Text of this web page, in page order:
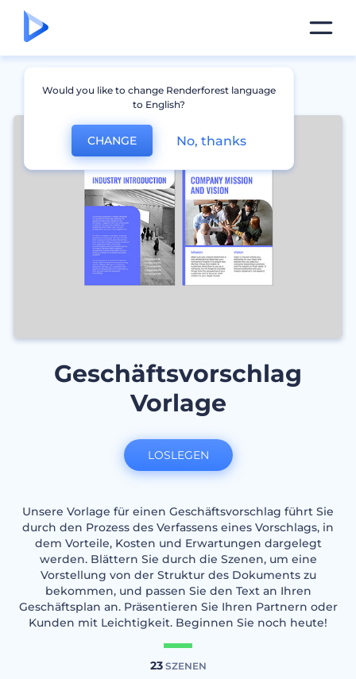
Geschäftsvorschlag
Vorlage
Unsere Vorlage für einen Geschäftsvorschlag führt Sie
durch den Prozess des Verfassens eines Vorschlags, in
dem Vorteile, Kosten und Erwartungen dargelegt
werden. Blättern Sie durch die Szenen, um eine
Vorstellung von der Struktur des Dokuments zu
bekommen, und passen Sie den Text an Ihren
Geschäftsplan an. Präsentieren Sie Ihren Partnern oder
Kunden mit Leichtigkeit. Beginnen Sie noch heute!
23SZENEN
LOSLEGEN
Would you like to change Renderforest language
to English?
CHANGE No, thanks